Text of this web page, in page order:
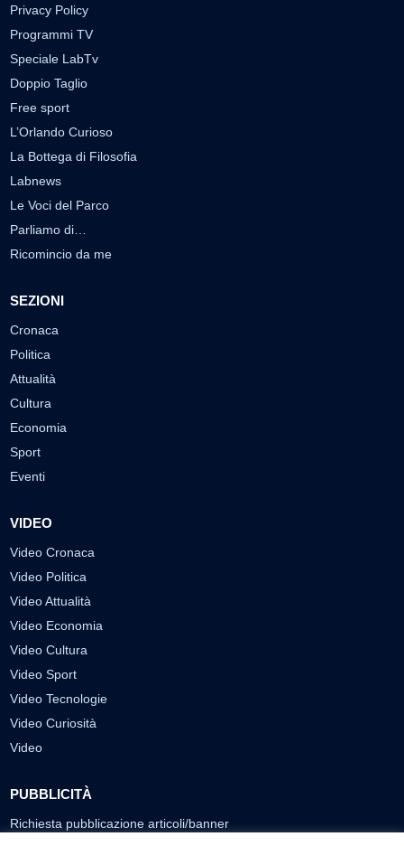
Privacy Policy
Programmi TV
Speciale LabTv
Doppio Taglio
Free sport
L’Orlando Curioso
La Bottega di Filosofia
Labnews
Le Voci del Parco
Parliamo di…
Ricomincio da me
SEZIONI
Cronaca
Politica
Attualità
Cultura
Economia
Sport
Eventi
VIDEO
Video Cronaca
Video Politica
Video Attualità
Video Economia
Video Cultura
Video Sport
Video Tecnologie
Video Curiosità
Video
PUBBLICITÀ
Richiesta pubblicazione articoli/banner